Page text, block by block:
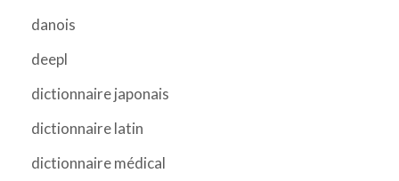
danois
deepl
dictionnaire japonais
dictionnaire latin
dictionnaire médical